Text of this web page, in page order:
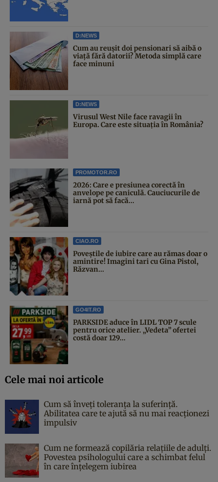
D:NEWS
Cum au reușit doi pensionari să aibă o
viață fără datorii? Metoda simplă care
face minuni
D:NEWS
Virusul West Nile face ravagii în
Europa. Care este situația în România?
PROMOTOR.RO
2026: Care e presiunea corectă în
anvelope pe caniculă. Cauciucurile de
iarnă pot să facă...
CIAO.RO
Poveştile de iubire care au rămas doar o
amintire! Imagini tari cu Gina Pistol,
Răzvan...
GO4IT.RO
PARKSIDE aduce în LIDL TOP 7 scule
pentru orice atelier. „Vedeta” ofertei
costă doar 129...
Cele mai noi articole
Cum să înveți toleranța la suferință.
Abilitatea care te ajută să nu mai reacționezi
impulsiv
Cum ne formează copilăria relațiile de adulți.
Povestea psihologului care a schimbat felul
în care înțelegem iubirea